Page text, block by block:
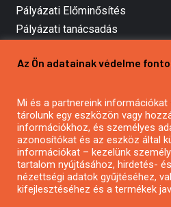
Pályázati Előminősítés
Pályázati tanácsadás
Mezőgazdasági pályázatírás
Pályázatírás civil
Pályázatírás
Pályázatfigyelés
Specifikus pályázatfigyelés
Az Ön adatainak védelme
Mi és a partnereink információkat
tárolunk egy eszközön vagy
információkhoz, és személyes
azonosítókat és az eszköz által
információkat – kezelünk
tartalom nyújtásához, hirdetés-
nézettségi adatok gyűjtéséhez,
kifejlesztéséhez és a termékek